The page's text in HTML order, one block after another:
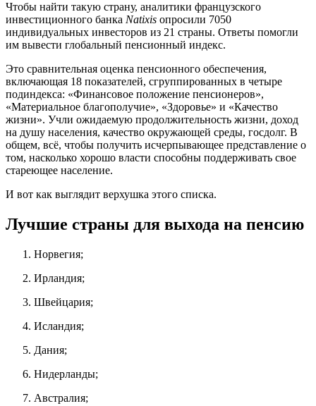
Чтобы найти такую страну, аналитики французского
инвестиционного банка Natixis опросили 7050
индивидуальных инвесторов из 21 страны. Ответы помогли
им вывести глобальный пенсионный индекс.
Это сравнительная оценка пенсионного обеспечения,
включающая 18 показателей, сгруппированных в четыре
подиндекса: «Финансовое положение пенсионеров»,
«Материальное благополучие», «Здоровье» и «Качество
жизни». Учли ожидаемую продолжительность жизни, доход
на душу населения, качество окружающей среды, госдолг. В
общем, всё, чтобы получить исчерпывающее представление о
том, насколько хорошо власти способны поддерживать свое
стареющее население.
И вот как выглядит верхушка этого списка.
Лучшие страны для выхода на пенсию
Норвегия;
Ирландия;
Швейцария;
Исландия;
Дания;
Нидерланды;
Австралия;